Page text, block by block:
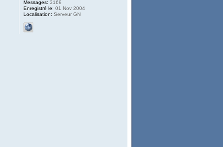
Messages: 3169
Enregistré le: 01 Nov 2004
Localisation: Serveur GN